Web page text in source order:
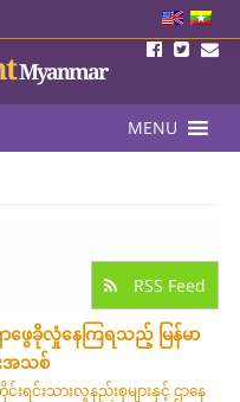
Myanmar
MENU
RSS Feed
ေခိုလှုံနေကြရသည့် မြန်မာ
အသစ်
းရင်းသားလူနည်းစုများနှင့် ဌာနေ